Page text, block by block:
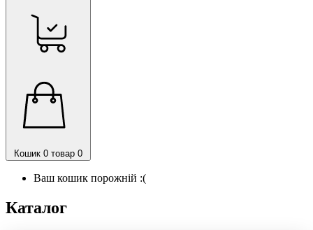
Кошик 0 товар 0
Ваш кошик порожній :(
Каталог